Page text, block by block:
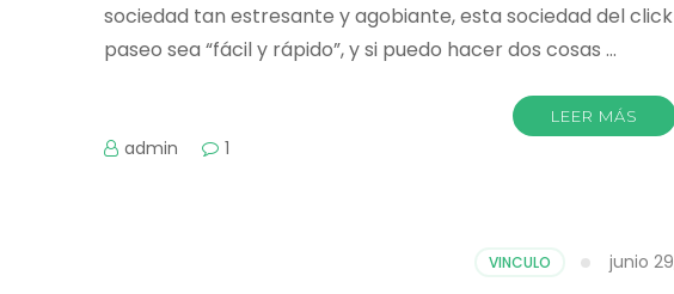
sociedad tan estresante y agobiante, esta sociedad del
paseo sea “fácil y rápido”, y si puedo hacer dos cosas …
LEER MÁS
admin 1
VINCULO junio